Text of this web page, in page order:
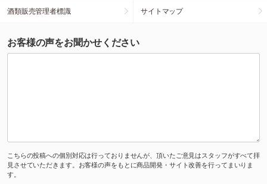
酒類販売管理者標識 サイトマップ
お客様の声をお聞かせください
こちらの投稿への個別対応は行っておりませんが、頂いたご意見はスタッフがすべて拝
見させていただきます。お客様の声をもとに商品開発・サイト改善を行ってまいりま
す。